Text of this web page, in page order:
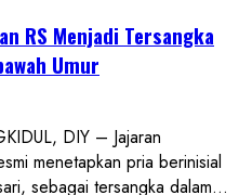
RS Menjadi Tersangka
Umur
DIY – Jajaran
menetapkan pria berinisial
sebagai tersangka dalam...